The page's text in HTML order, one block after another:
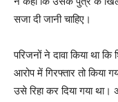
सजा दी जानी चाहिए।
परिजनों ने दावा किया था
आरोप में गिरफ्तार तो किया
उसे रिहा कर दिया गया था।